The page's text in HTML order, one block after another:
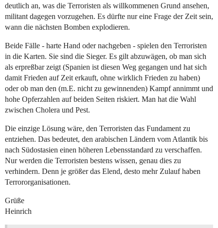
deutlich an, was die Terroristen als willkommenen Grund ansehen,
militant dagegen vorzugehen. Es dürfte nur eine Frage der Zeit sein,
wann die nächsten Bomben explodieren.
Beide Fälle - harte Hand oder nachgeben - spielen den Terroristen
in die Karten. Sie sind die Sieger. Es gilt abzuwägen, ob man sich
als erpreßbar zeigt (Spanien ist diesen Weg gegangen und hat sich
damit Frieden auf Zeit erkauft, ohne wirklich Frieden zu haben)
oder ob man den (m.E. nicht zu gewinnenden) Kampf annimmt und
hohe Opferzahlen auf beiden Seiten riskiert. Man hat die Wahl
zwischen Cholera und Pest.
Die einzige Lösung wäre, den Terroristen das Fundament zu
entziehen. Das bedeutet, den arabischen Ländern vom Atlantik bis
nach Südostasien einen höheren Lebensstandard zu verschaffen.
Nur werden die Terroristen bestens wissen, genau dies zu
verhindern. Denn je größer das Elend, desto mehr Zulauf haben
Terrororganisationen.
Grüße
Heinrich